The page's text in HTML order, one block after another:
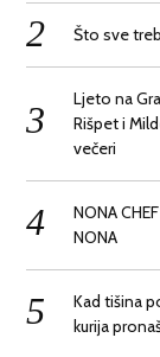
Što sve
Ljeto na
Rišpet i
večeri
NONA
NONA
Kad tišina
kurija